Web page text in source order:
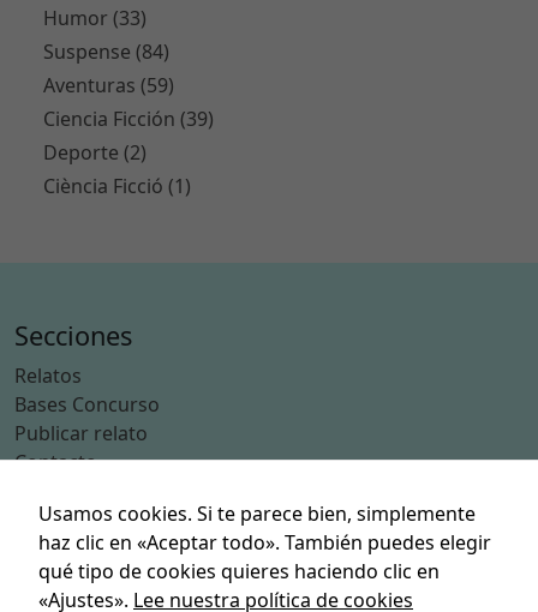
Humor (33)
Suspense (84)
Aventuras (59)
Ciencia Ficción (39)
Deporte (2)
Ciència Ficció (1)
Secciones
Relatos
Bases Concurso
Publicar relato
Contacto
Categorías
Acción
Aventuras
Usamos cookies. Si te parece bien, simplemente
haz clic en «Aceptar todo». También puedes elegir
qué tipo de cookies quieres haciendo clic en
«Ajustes». Lee nuestra política de cookies
ki
s
n